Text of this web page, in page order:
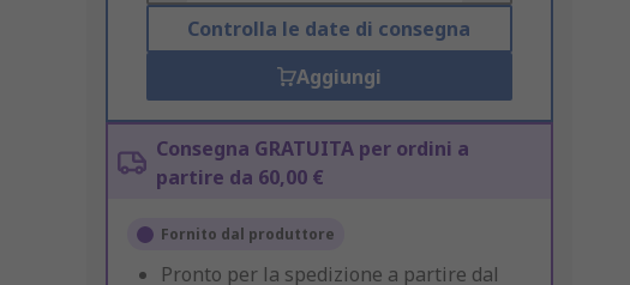
Controlla le date di consegna
Aggiungi
Consegna GRATUITA per ordini a
partire da 60,00 €
Fornito dal produttore
Pronto per la spedizione a partire dal